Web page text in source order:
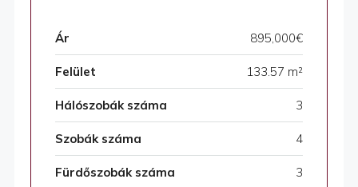
Ár 895,000€
Felület 133.57 m²
Hálószobák száma 3
Szobák száma 4
Fürdőszobák száma 3